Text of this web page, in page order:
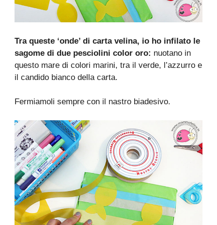
Tra queste ‘onde’ di carta velina, io ho infilato le
sagome di due pesciolini color oro: nuotano in
questo mare di colori marini, tra il verde, l’azzurro e
il candido bianco della carta.
Fermiamoli sempre con il nastro biadesivo.